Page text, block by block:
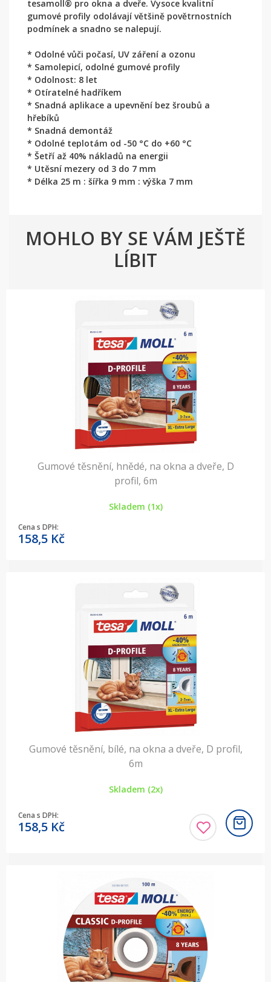
tesamoll® pro okna a dveře. Vysoce kvalitní
gumové profily odolávají většině povětrnostních
podmínek a snadno se nalepují.
* Odolné vůči počasí, UV záření a ozonu
* Samolepicí, odolné gumové profily
* Odolnost: 8 let
* Otíratelné hadříkem
* Snadná aplikace a upevnění bez šroubů a
hřebíků
* Snadná demontáž
* Odolné teplotám od -50 °C do +60 °C
* Šetří až 40% nákladů na energii
* Utěsní mezery od 3 do 7 mm
* Délka 25 m : šířka 9 mm : výška 7 mm
MOHLO BY SE VÁM JEŠTĚ
LÍBIT
Gumové těsnění, hnědé, na okna a dveře, D
profil, 6m
Skladem (1x)
Cena s DPH:
158,5 Kč
Gumové těsnění, bílé, na okna a dveře, D profil,
6m
Skladem (2x)
Cena s DPH:
158,5 Kč